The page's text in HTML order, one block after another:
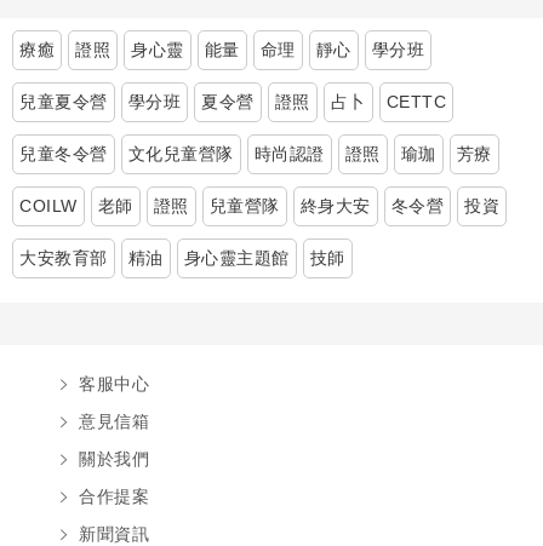
療癒 證照 身心靈 能量 命理 靜心 學分班
兒童夏令營 學分班 夏令營 證照 占卜 CETTC
兒童冬令營 文化兒童營隊 時尚認證 證照 瑜珈 芳療
COILW 老師 證照 兒童營隊 終身大安 冬令營 投資
大安教育部 精油 身心靈主題館 技師
客服中心
意見信箱
關於我們
合作提案
新聞資訊